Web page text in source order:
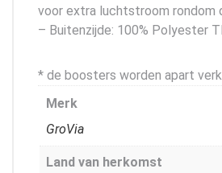
voor extra luchtstroom rondom
– Buitenzijde: 100% Polyester
* de boosters worden apart
Merk
GroVia
Land van herkomst